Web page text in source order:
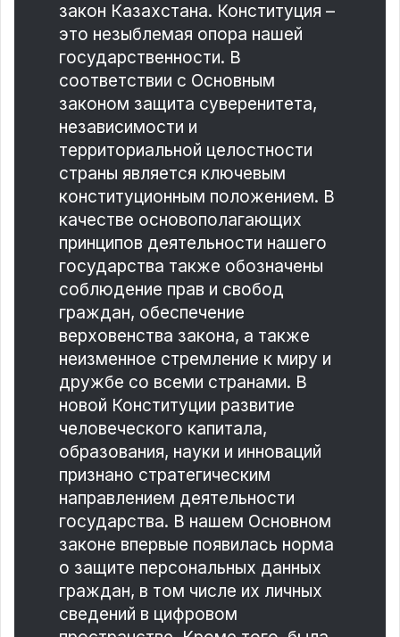
закон Казахстана. Конституция –
это незыблемая опора нашей
государственности. В
соответствии с Основным
законом защита суверенитета,
независимости и
территориальной целостности
страны является ключевым
конституционным положением. В
качестве основополагающих
принципов деятельности нашего
государства также обозначены
соблюдение прав и свобод
граждан, обеспечение
верховенства закона, а также
неизменное стремление к миру и
дружбе со всеми странами. В
новой Конституции развитие
человеческого капитала,
образования, науки и инноваций
признано стратегическим
направлением деятельности
государства. В нашем Основном
законе впервые появилась норма
о защите персональных данных
граждан, в том числе их личных
сведений в цифровом